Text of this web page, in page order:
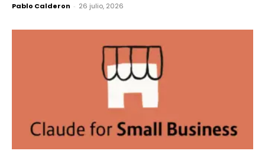
Pablo Calderon - 26 julio, 2026